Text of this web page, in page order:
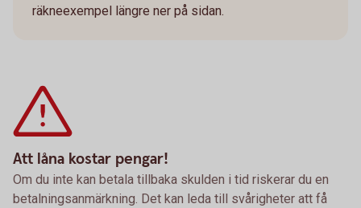
räkneexempel längre ner på sidan.
Att låna kostar pengar!
Om du inte kan betala tillbaka skulden i tid riskerar du en
betalningsanmärkning. Det kan leda till svårigheter att få